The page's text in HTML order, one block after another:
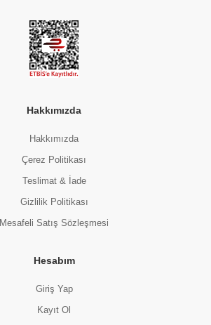
Hakkımızda
Hakkımızda
Çerez Politikası
Teslimat & İade
Gizlilik Politikası
Mesafeli Satış Sözleşmesi
Hesabım
Giriş Yap
Kayıt Ol